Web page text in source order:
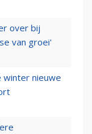
over bij
van groei'
winter nieuwe